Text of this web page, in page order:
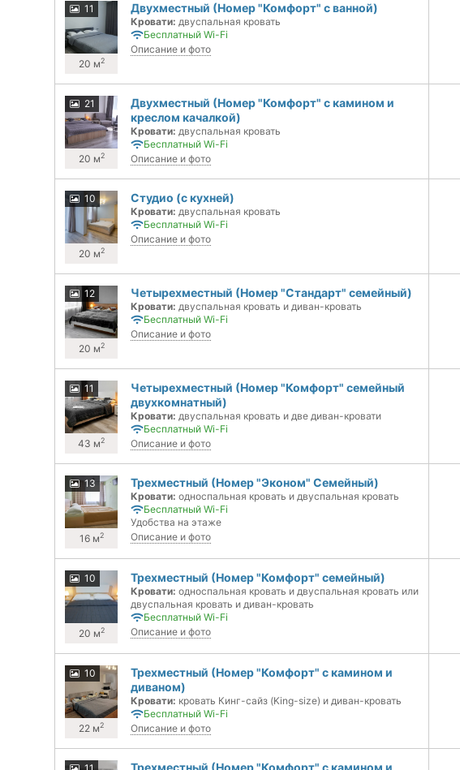
11
20 м2
Двухместный (Номер "Комфорт" с ванной)
Кровати: двуспальная кровать
Бесплатный Wi-Fi
Описание и фото
21
20 м2
Двухместный (Номер "Комфорт" с камином и
креслом качалкой)
Кровати: двуспальная кровать
Бесплатный Wi-Fi
Описание и фото
10
20 м2
Студио (с кухней)
Кровати: двуспальная кровать
Бесплатный Wi-Fi
Описание и фото
12
20 м2
Четырехместный (Номер "Стандарт" семейный)
Кровати: двуспальная кровать и диван-кровать
Бесплатный Wi-Fi
Описание и фото
11
43 м2
Четырехместный (Номер "Комфорт" семейный
двухкомнатный)
Кровати: двуспальная кровать и две диван-кровати
Бесплатный Wi-Fi
Описание и фото
13
16 м2
Трехместный (Номер "Эконом" Семейный)
Кровати: односпальная кровать и двуспальная кровать
Бесплатный Wi-Fi
Удобства на этаже
Описание и фото
10
20 м2
Трехместный (Номер "Комфорт" семейный)
Кровати: односпальная кровать и двуспальная кровать или
двуспальная кровать и диван-кровать
Бесплатный Wi-Fi
Описание и фото
10
22 м2
Трехместный (Номер "Комфорт" с камином и
диваном)
Кровати: кровать Кинг-сайз (King-size) и диван-кровать
Бесплатный Wi-Fi
Описание и фото
Трехместный (Номер "Комфорт" с камином и